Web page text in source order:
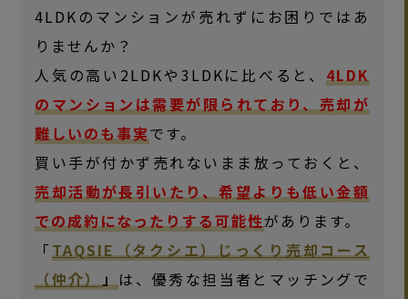
4LDKのマンションが売れずにお困りではあ
りませんか？
人気の高い2LDKや3LDKに比べると、 4LDK
のマンションは需要が限られており、売却が
難しいのも事実です。
買い手が付かず売れないまま放っておくと、
売却活動が長引いたり、希望よりも低い金額
での成約になったりする可能性があります。
「 TAQSIE（タクシエ）じっくり売却コース
（仲介）
」 は、優秀な担当者とマッチングで